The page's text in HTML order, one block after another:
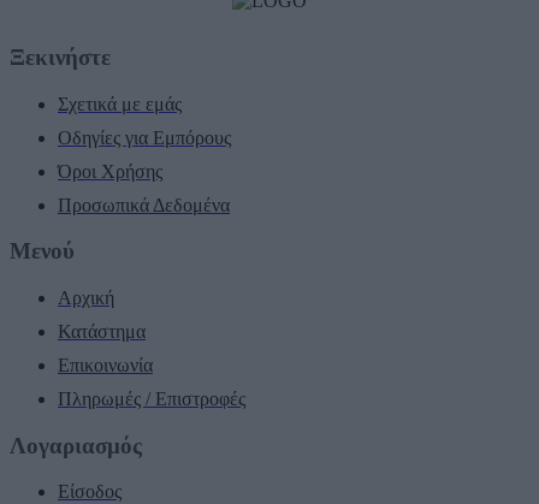
Ξεκινήστε
Σχετικά με εμάς
Οδηγίες για Εμπόρους
Όροι Χρήσης
Προσωπικά Δεδομένα
Μενού
Αρχική
Κατάστημα
Επικοινωνία
Πληρωμές / Επιστροφές
Λογαριασμός
Είσοδος